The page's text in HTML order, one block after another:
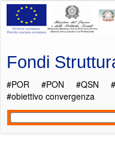
Salta al contenuto principale
Fondi
#POR #PON #QSN
#obiettivo convergenza